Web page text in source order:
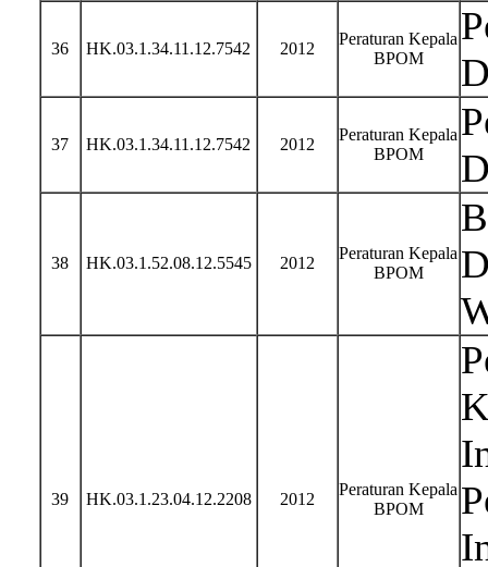
36 HK.03.1.34.11.12.7542 2012
Peraturan Kepala
BPOM
37 HK.03.1.34.11.12.7542 2012
Peraturan Kepala
BPOM
38 HK.03.1.52.08.12.5545 2012
Peraturan Kepala
BPOM
39 HK.03.1.23.04.12.2208 2012
Peraturan Kepala
BPOM